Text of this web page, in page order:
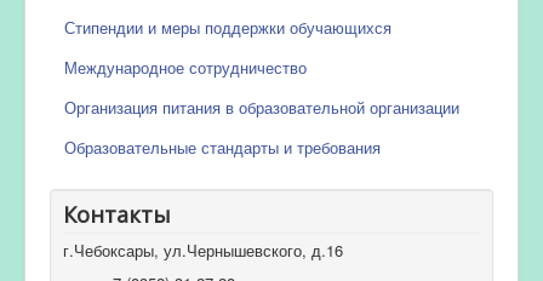
Стипендии и меры поддержки обучающихся
Международное сотрудничество
Организация питания в образовательной организации
Образовательные стандарты и требования
Контакты
г.Чебоксары, ул.Чернышевского, д.16